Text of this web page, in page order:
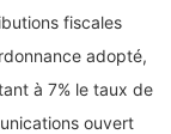
fiscales
adopté,
à 7% le taux de
ouvert